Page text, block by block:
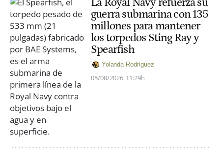
La Royal Navy refuerza su
guerra submarina con 135
millones para mantener
los torpedos Sting Ray y
Spearfish
Yolanda Rodríguez
05/08/2026 11:29h